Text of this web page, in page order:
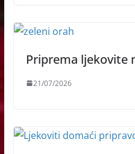
Priprema ljekovite
21/07/2026